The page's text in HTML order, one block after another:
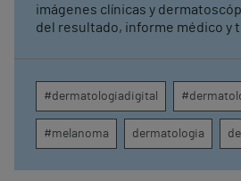
imágenes clínicas y
del resultado, informe médico y
Bernabéu Wittel, está
médicos Vithas Limonar, Vithas
Vithas Torre del Mar y Vithas Nerja.
del resultado de la prueba
podrá ser citado
especialista en el plazo de una
#dermatologiadigital
#melanoma dermatologia